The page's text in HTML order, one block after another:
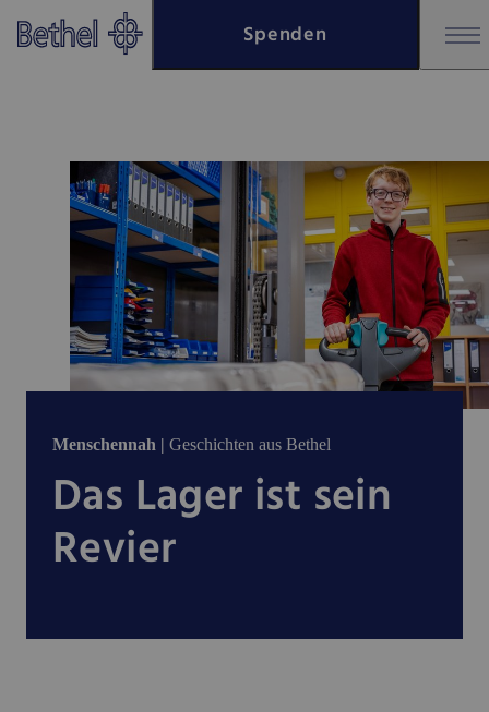
Zum Hauptinhalt springen
Zur Fußzeile springen
Spenden
Menschennah | Geschichten aus Bethel
Das Lager ist sein
Revier